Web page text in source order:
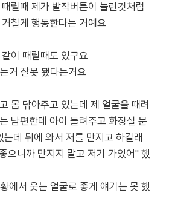
릴때 제가 발작버튼이 눌린것처럼
칠게 행동한다는 거예요
이 때릴때도 있구요
거 잘못 됐다는거요
몸 닦아주고 있는데 제 얼굴을 때려
남편한테 아이 들려주고 화장실 문
데 뒤에 와서 저를 만지고 하길래
으니까 만지지 말고 저기 가있어" 했
에서 웃는 얼굴로 좋게 얘기는 못 했